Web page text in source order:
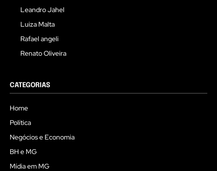
Leandro Jahel
Luiza Malta
Rafael angeli
Renato Oliveira
CATEGORIAS
Home
Política
Negócios e Economia
BH e MG
Mídia em MG